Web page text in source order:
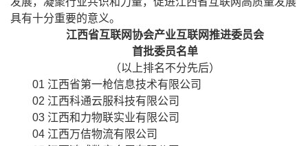
具有十分重要的意义。
江西省互联网协会产业互联网推进委员会
首批委员名单
（以上排名不分先后）
01 江西省第一枪信息技术有限公司
02 江西科通云服科技有限公司
03 江西和力物联实业有限公司
04 江西万佶物流有限公司